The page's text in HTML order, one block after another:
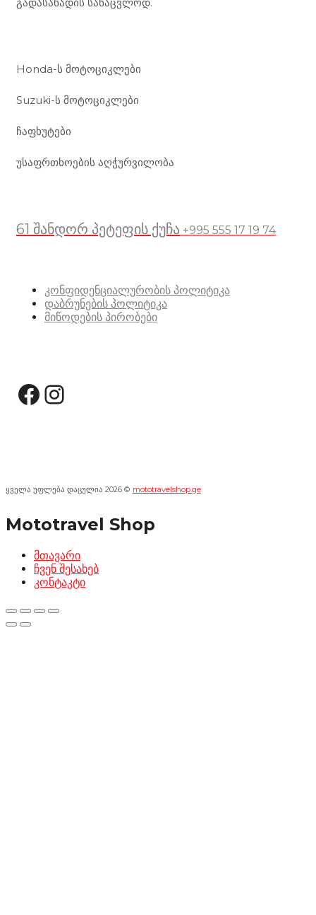
Honda-ს მოტოციკლები
Suzuki-ს მოტოციკლები
ჩაფხუტები
უსაფრთხოების აღჭურვილობა
61 შანდორ პეტეფის ქუჩა +995 555 17 19 74
კონფიდენციალურობის პოლიტიკა
დაბრუნების პოლიტიკა
მიწოდების პირობები
Facebook
Instagram
ყველა უფლება დაცულია 2026 © mototravelshop.ge
Mototravel Shop
მთავარი
ჩვენ შესახებ
კონტაკტი